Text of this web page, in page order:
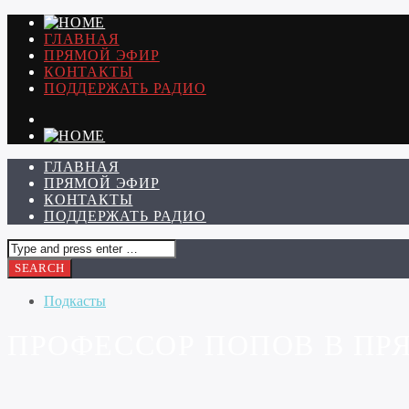
ГЛАВНАЯ
ПРЯМОЙ ЭФИР
КОНТАКТЫ
ПОДДЕРЖАТЬ РАДИО
ГЛАВНАЯ
ПРЯМОЙ ЭФИР
КОНТАКТЫ
ПОДДЕРЖАТЬ РАДИО
Подкасты